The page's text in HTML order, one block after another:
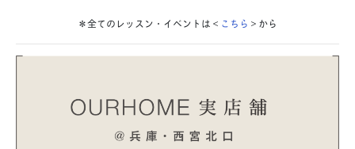
＊全てのレッスン・イベントは＜ こちら ＞から